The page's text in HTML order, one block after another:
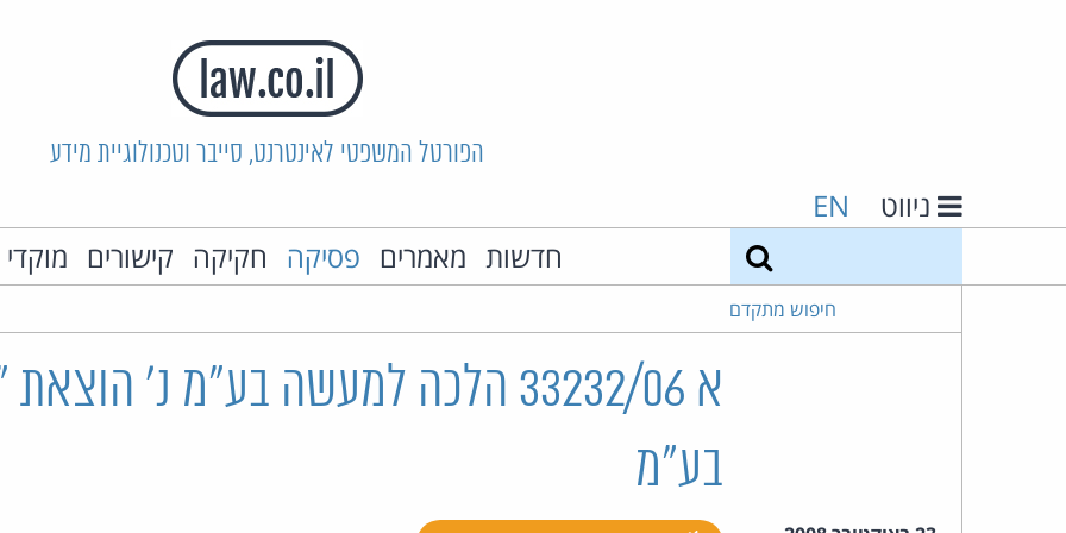
הפורטל המשפטי לאינטרנט, סייבר וטכנולוגיית מידע
ניווט EN
חדשות מאמרים פסיקה חקיקה קישורים
חיפוש מתקדם
א 33232/06 הלכה למעשה בע"מ נ'
בע"מ